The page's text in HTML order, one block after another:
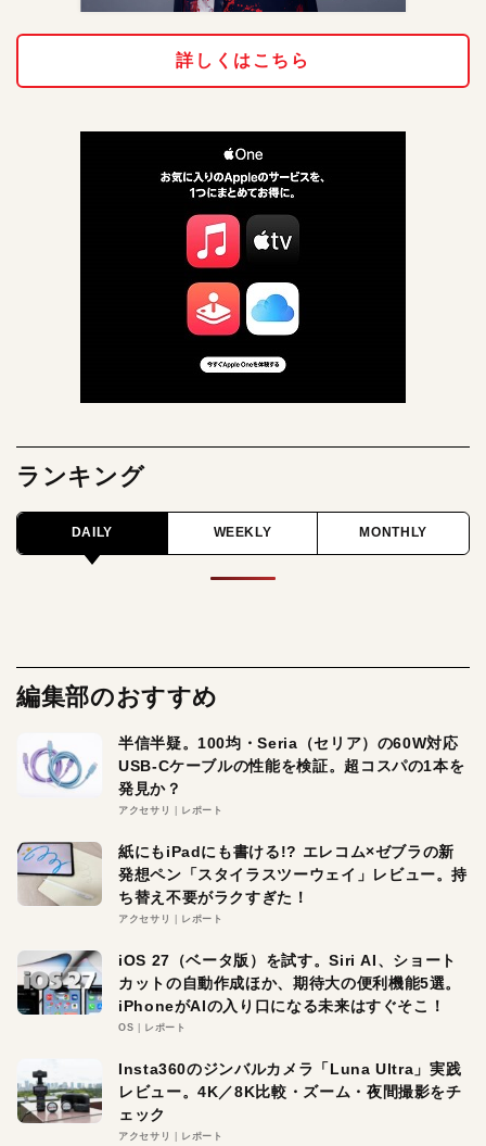
詳しくはこちら
ランキング
DAILY WEEKLY MONTHLY
編集部のおすすめ
半信半疑。100均・Seria（セリア）の60W対応
USB-Cケーブルの性能を検証。超コスパの1本を
発見か？
アクセサリ レポート
紙にもiPadにも書ける!? エレコム×ゼブラの新
発想ペン「スタイラスツーウェイ」レビュー。持
ち替え不要がラクすぎた！
アクセサリ レポート
iOS 27（ベータ版）を試す。Siri AI、ショート
カットの自動作成ほか、期待大の便利機能5選。
iPhoneがAIの入り口になる未来はすぐそこ！
OS レポート
Insta360のジンバルカメラ「Luna Ultra」実践
レビュー。4K／8K比較・ズーム・夜間撮影をチ
ェック
アクセサリ レポート